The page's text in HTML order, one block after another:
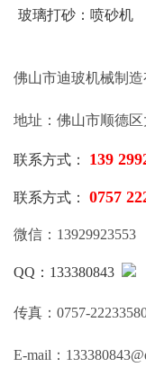
玻璃打砂：喷砂机
佛山市迪玻机械制造
地址：佛山市顺德
联系方式： 139
联系方式： 0757
微信：13929923553
QQ：133380843
传真：0757-
E-mail：